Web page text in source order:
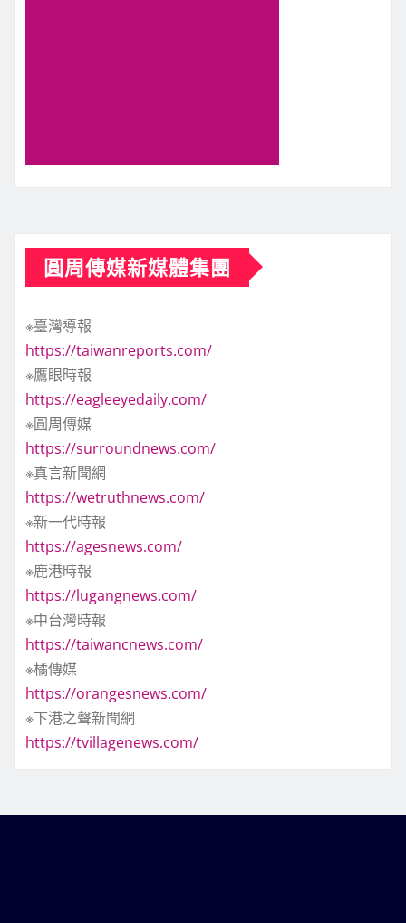
圓周傳媒新媒體集團
※臺灣導報
https://taiwanreports.com/
※鷹眼時報
https://eagleeyedaily.com/
※圓周傳媒
https://surroundnews.com/
※真言新聞網
https://wetruthnews.com/
※新一代時報
https://agesnews.com/
※鹿港時報
https://lugangnews.com/
※中台灣時報
https://taiwancnews.com/
※橘傳媒
https://orangesnews.com/
※下港之聲新聞網
https://tvillagenews.com/